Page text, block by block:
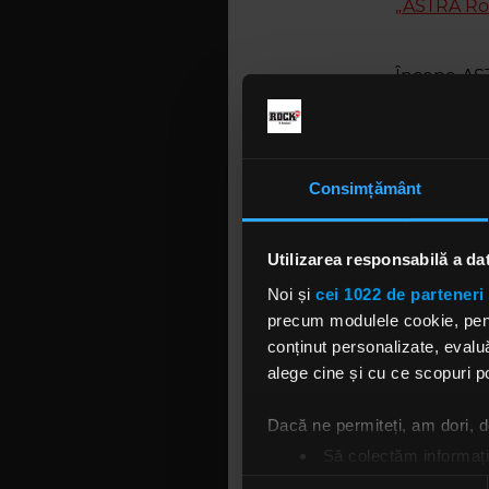
Consimțământ
Utilizarea responsabilă a
Noi și cei 1022 de
precum modulele cookie,
conținut personalizate,
alege cine și cu ce scopuri
Dacă ne permiteți, am dori,
Să colectăm
„ASTRA
Începe
JBLK,